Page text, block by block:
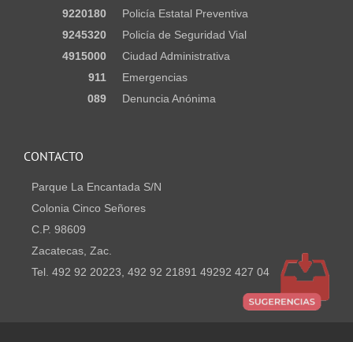
9220180
Policía Estatal Preventiva
9245320
Policía de Seguridad Vial
4915000
Ciudad Administrativa
911
Emergencias
089
Denuncia Anónima
CONTACTO
Parque La Encantada S/N
Colonia Cinco Señores
C.P. 98609
Zacatecas, Zac.
Tel. 492 92 20223, 492 92 21891 49292 427 04